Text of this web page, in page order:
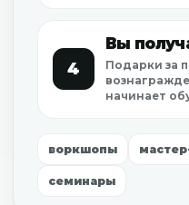
4
Вы
Подарки за
начинает
воркшопы
семинары